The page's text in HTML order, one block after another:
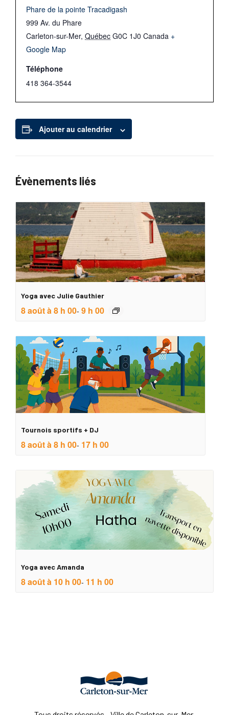
Phare de la pointe Tracadigash
999 Av. du Phare
Carleton-sur-Mer, Québec G0C 1J0 Canada +
Google Map
Téléphone
418 364-3544
Ajouter au calendrier
Évènements liés
Yoga avec Julie Gauthier
8 août à 8 h 00- 9 h 00
Tournois sportifs + DJ
8 août à 8 h 00- 17 h 00
Yoga avec Amanda
8 août à 10 h 00- 11 h 00